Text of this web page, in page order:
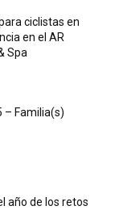
ciclistas en
en el AR
Spa
– Familia(s)
año de los retos